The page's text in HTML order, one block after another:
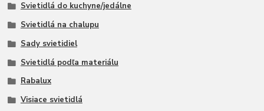
Svietidlá do kuchyne/jedálne
Svietidlá na chalupu
Sady svietidiel
Svietidlá podľa materiálu
Rabalux
Visiace svietidlá